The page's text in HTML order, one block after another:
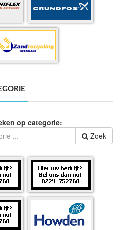
op categorie:
Zoek